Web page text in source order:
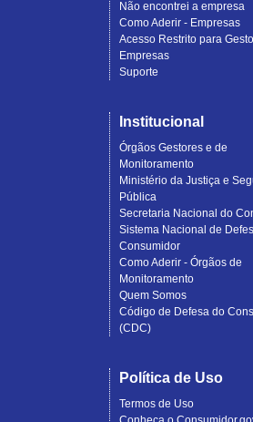
Não encontrei a empresa
Como Aderir - Empresas
Acesso Restrito para
Empresas
Suporte
Institucional
Órgãos Gestores e de
Monitoramento
Ministério da Justiça e
Pública
Secretaria Nacional do
Sistema Nacional de
Consumidor
Como Aderir - Órgãos de
Monitoramento
Quem Somos
Código de Defesa do
(CDC)
Política de Uso
Termos de Uso